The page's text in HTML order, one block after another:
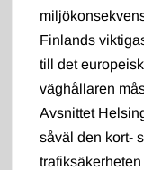
Finlands
till det
väghållaren
Avsnittet
såväl den kort-